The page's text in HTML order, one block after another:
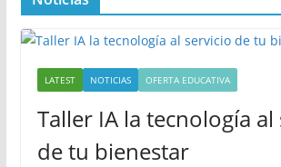
LATEST NOTICIAS OFERTA EDUCATIVA
Taller IA la tecnología al
de tu bienestar